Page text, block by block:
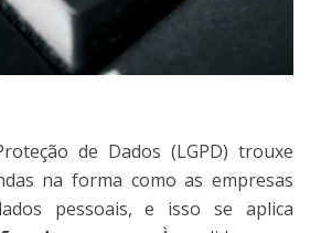
de Dados (LGPD) trouxe
na forma como as empresas
pessoais, e isso se aplica